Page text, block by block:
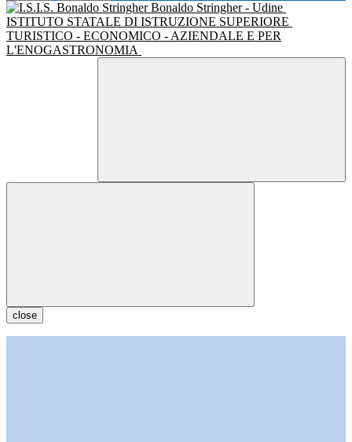
Bonaldo Stringher - Udine
ISTITUTO STATALE DI ISTRUZIONE SUPERIORE
TURISTICO - ECONOMICO - AZIENDALE E PER
L'ENOGASTRONOMIA
close